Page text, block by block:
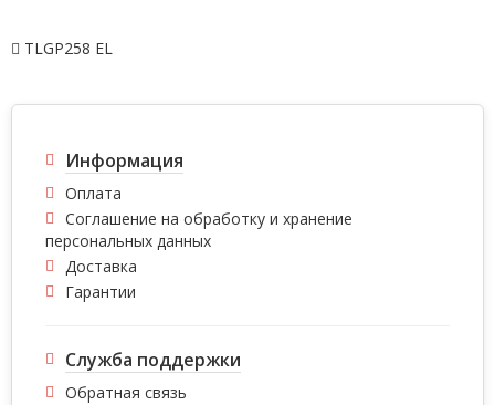
TLGP258 EL
Информация
Оплата
Соглашение на обработку и хранение
персональных данных
Доставка
Гарантии
Служба поддержки
Обратная связь